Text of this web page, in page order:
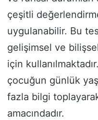
çeşitli
uygulanabilir. Bu
gelişimsel ve
için
çocuğun günlük
fazla bilgi
amacındadır.